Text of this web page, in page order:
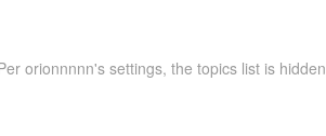
orionnnnn's settings, the topics list is hidden